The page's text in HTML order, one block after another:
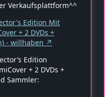
Verkaufsplattform^^
Edition Mit
+ 2 DVDs +
- willhaben
Edition
+ 2 DVDs +
Sammler: